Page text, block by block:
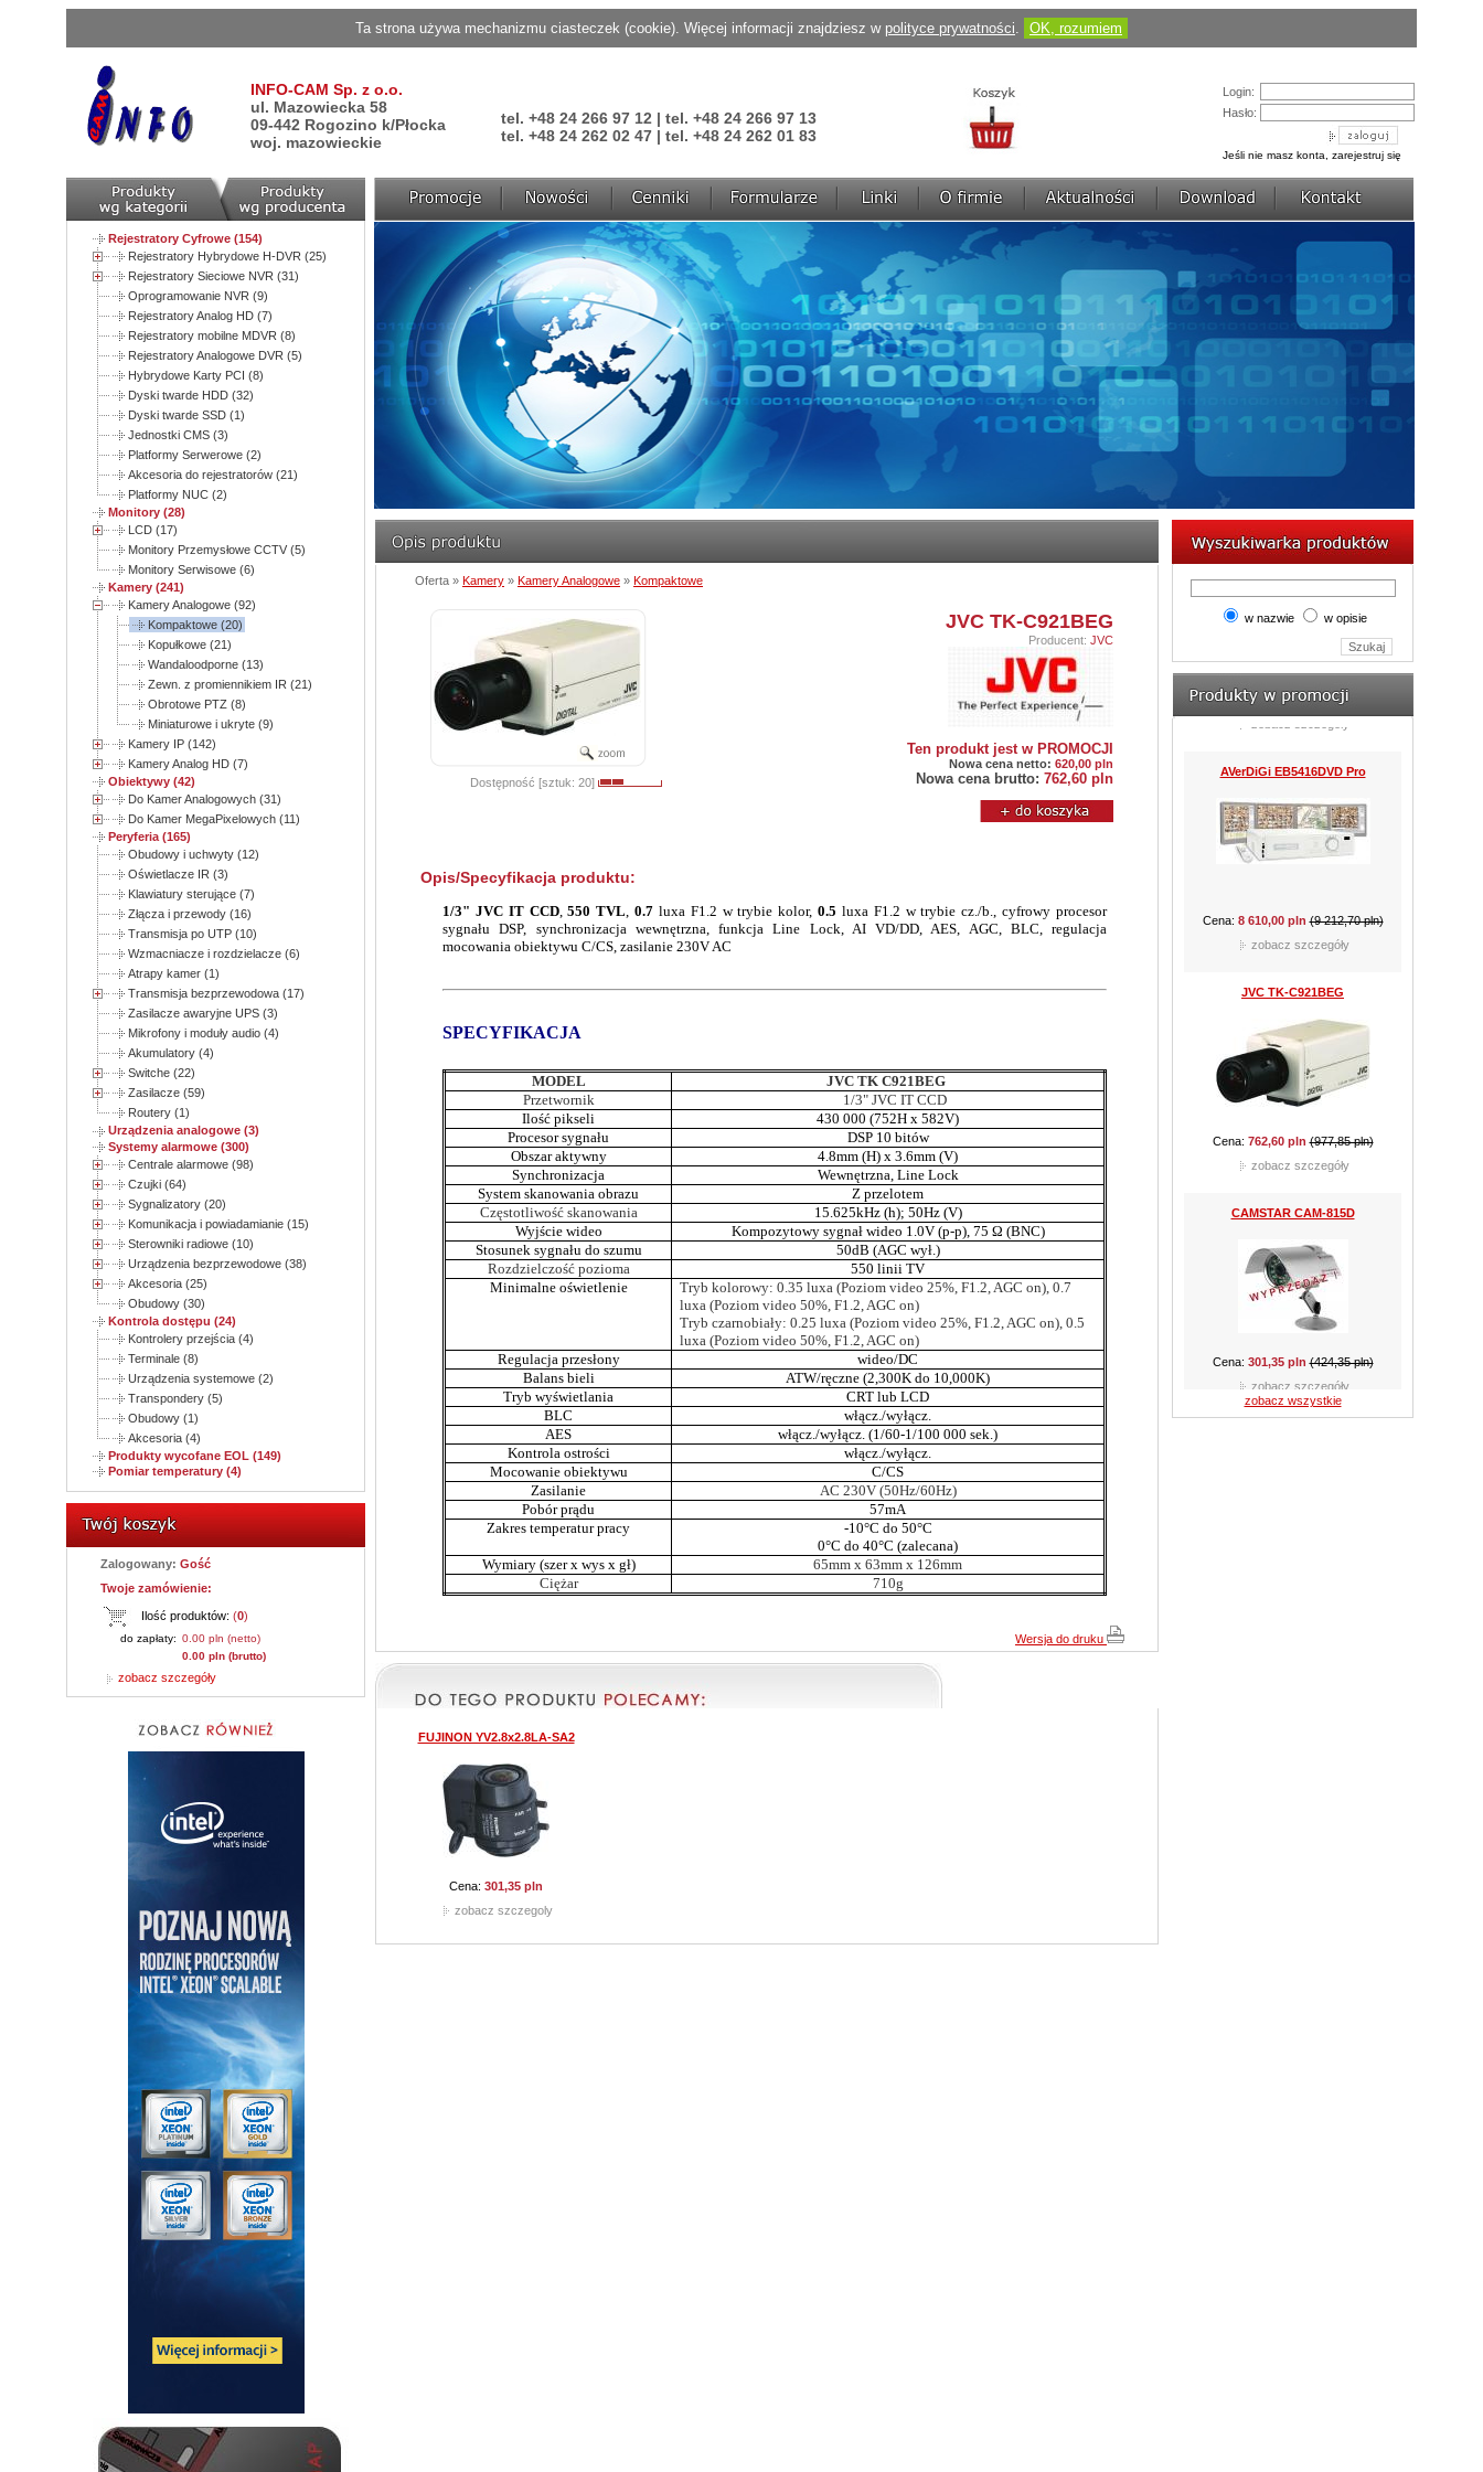
Ta strona używa mechanizmu ciasteczek (cookie). Więcej informacji znajdziesz w polityce prywatności. OK, rozumiem
INFO-CAM Sp. z o.o.
ul. Mazowiecka 58
09-442 Rogozino k/Płocka
woj. mazowieckie
tel. +48 24 266 97 12 | tel. +48 24 266 97 13
tel. +48 24 262 02 47 | tel. +48 24 262 01 83
Login:
Hasło:
Jeśli nie masz konta, zarejestruj się
Rejestratory Cyfrowe (154)
Rejestratory Hybrydowe H-DVR (25)
Rejestratory Sieciowe NVR (31)
Oprogramowanie NVR (9)
Rejestratory Analog HD (7)
Rejestratory mobilne MDVR (8)
Rejestratory Analogowe DVR (5)
Hybrydowe Karty PCI (8)
Dyski twarde HDD (32)
Dyski twarde SSD (1)
Jednostki CMS (3)
Platformy Serwerowe (2)
Akcesoria do rejestratorów (21)
Platformy NUC (2)
Monitory (28)
LCD (17)
Monitory Przemysłowe CCTV (5)
Monitory Serwisowe (6)
Kamery (241)
Kamery Analogowe (92)
Kompaktowe (20)
Kopułkowe (21)
Wandaloodporne (13)
Zewn. z promiennikiem IR (21)
Obrotowe PTZ (8)
Miniaturowe i ukryte (9)
Kamery IP (142)
Kamery Analog HD (7)
Obiektywy (42)
Do Kamer Analogowych (31)
Do Kamer MegaPixelowych (11)
Peryferia (165)
Obudowy i uchwyty (12)
Oświetlacze IR (3)
Klawiatury sterujące (7)
Złącza i przewody (16)
Transmisja po UTP (10)
Wzmacniacze i rozdzielacze (6)
Atrapy kamer (1)
Transmisja bezprzewodowa (17)
Zasilacze awaryjne UPS (3)
Mikrofony i moduły audio (4)
Akumulatory (4)
Switche (22)
Zasilacze (59)
Routery (1)
Urządzenia analogowe (3)
Systemy alarmowe (300)
Centrale alarmowe (98)
Czujki (64)
Sygnalizatory (20)
Komunikacja i powiadamianie (15)
Sterowniki radiowe (10)
Urządzenia bezprzewodowe (38)
Akcesoria (25)
Obudowy (30)
Kontrola dostępu (24)
Kontrolery przejścia (4)
Terminale (8)
Urządzenia systemowe (2)
Transpondery (5)
Obudowy (1)
Akcesoria (4)
Produkty wycofane EOL (149)
Pomiar temperatury (4)
Zalogowany: Gość
Twoje zamówienie:
Ilość produktów: (0)
do zapłaty: 0.00 pln (netto)
0.00 pln (brutto)
zobacz szczegóły
Oferta » Kamery » Kamery Analogowe » Kompaktowe
Dostępność [sztuk: 20]
JVC TK-C921BEG
Producent: JVC
Ten produkt jest w PROMOCJI
Nowa cena netto: 620,00 pln
Nowa cena brutto: 762,60 pln
Opis/Specyfikacja produktu:
1/3" JVC IT CCD,550 TVL,0.7 luxa F1.2 w trybie kolor,0.5 luxa F1.2 w trybie cz./b., cyfrowy procesor
sygnału DSP, synchronizacja wewnętrzna, funkcja Line Lock, AI VD/DD, AES, AGC, BLC, regulacja
mocowania obiektywu C/CS, zasilanie 230V AC
SPECYFIKACJA
MODEL
JVC TK C921BEG
Przetwornik
1/3" JVC IT CCD
Ilość pikseli
430 000 (752H x 582V)
Procesor sygnału
DSP 10 bitów
Obszar aktywny
4.8mm (H) x 3.6mm (V)
Synchronizacja
Wewnętrzna, Line Lock
System skanowania obrazu
Z przelotem
Częstotliwość skanowania
15.625kHz (h); 50Hz (V)
Wyjście wideo
Kompozytowy sygnał wideo 1.0V (p-p), 75 Ω (BNC)
Stosunek sygnału do szumu
50dB (AGC wył.)
Rozdzielczość pozioma
550 linii TV
Minimalne oświetlenie
Tryb kolorowy: 0.35 luxa (Poziom video 25%, F1.2, AGC on), 0.7
luxa (Poziom video 50%, F1.2, AGC on)
Tryb czarnobiały: 0.25 luxa (Poziom video 25%, F1.2, AGC on), 0.5
luxa (Poziom video 50%, F1.2, AGC on)
Regulacja przesłony
wideo/DC
Balans bieli
ATW/ręczne (2,300K do 10,000K)
Tryb wyświetlania
CRT lub LCD
BLC
włącz./wyłącz.
AES
włącz./wyłącz. (1/60-1/100 000 sek.)
Kontrola ostrości
włącz./wyłącz.
Mocowanie obiektywu
C/CS
Zasilanie
AC 230V (50Hz/60Hz)
Pobór prądu
57mA
Zakres temperatur pracy
-10°C do 50°C
0°C do 40°C (zalecana)
Wymiary (szer x wys x gł)
65mm x 63mm x 126mm
Ciężar
710g
Wersja do druku
FUJINON YV2.8x2.8LA-SA2
Cena: 301,35 pln
zobacz szczegoly
w nazwie w opisie
AVerDiGi EB3004 MD
AVerDiGi NV3000 Lite
zobacz szczegóły
AVerDiGi EB5416DVD Pro
Cena:8 610,00 pln (9 212,70 pln)
zobacz szczegóły
zobacz szczegóły
zobacz szczegóły
zobacz szczegóły
CAMSTAR CAM-210D
zobacz wszystkie